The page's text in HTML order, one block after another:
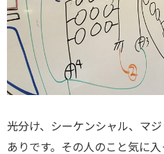
光分け、シーケンシャル、マジ
ありです。その人のこと気に